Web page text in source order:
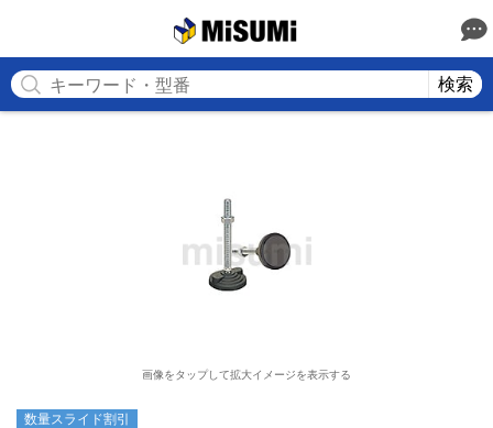
検索
画像をタップして拡大イメージを表示する
数量スライド割引